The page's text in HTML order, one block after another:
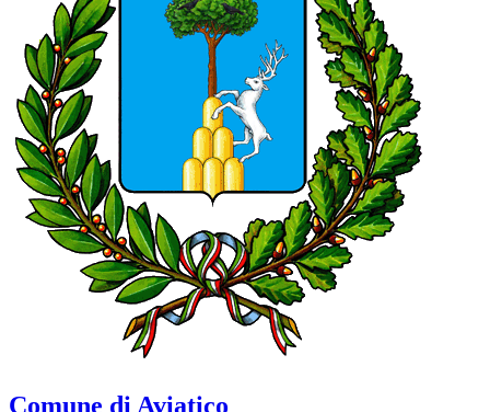
Comune di Aviatico